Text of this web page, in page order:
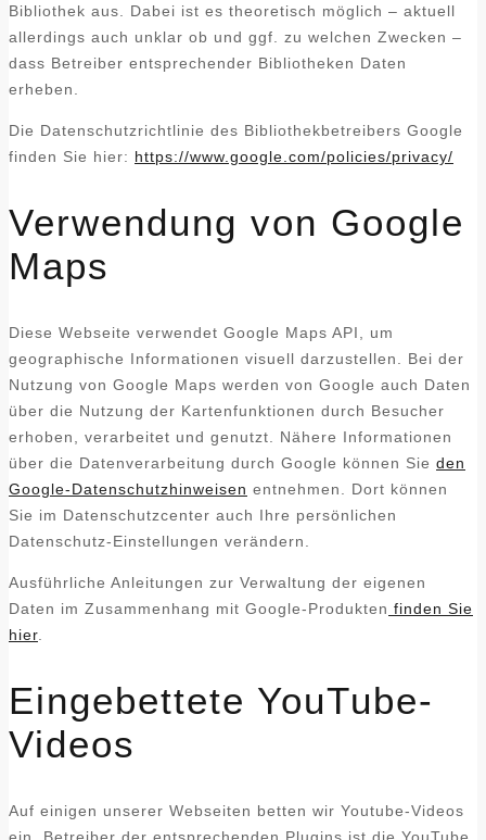
Bibliothek aus. Dabei ist es theoretisch möglich – aktuell
allerdings auch unklar ob und ggf. zu welchen Zwecken –
dass Betreiber entsprechender Bibliotheken Daten
erheben.
Die Datenschutzrichtlinie des Bibliothekbetreibers Google
finden Sie hier: https://www.google.com/policies/privacy/
Verwendung von Google
Maps
Diese Webseite verwendet Google Maps API, um
geographische Informationen visuell darzustellen. Bei der
Nutzung von Google Maps werden von Google auch Daten
über die Nutzung der Kartenfunktionen durch Besucher
erhoben, verarbeitet und genutzt. Nähere Informationen
über die Datenverarbeitung durch Google können Sie den
Google-Datenschutzhinweisen entnehmen. Dort können
Sie im Datenschutzcenter auch Ihre persönlichen
Datenschutz-Einstellungen verändern.
Ausführliche Anleitungen zur Verwaltung der eigenen
Daten im Zusammenhang mit Google-Produkten finden Sie
hier
Eingebettete YouTube-
Videos
Auf einigen unserer Webseiten betten wir Youtube-Videos
ein. Betreiber der entsprechenden Plugins ist die YouTube,